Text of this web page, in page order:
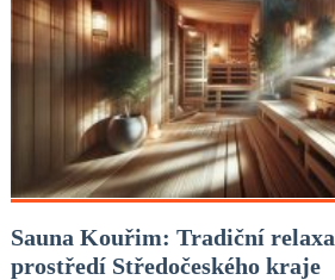
Sauna Kouřim: Tradiční
prostředí Středočeského kraje